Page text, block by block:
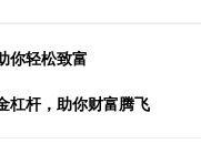
你轻松致富
杠杆，助你财富腾飞